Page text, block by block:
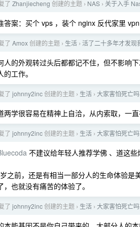
了 Zhanjiecheng 创建的主题 › NAS › 关于入手
答案：买个 vps ，装个 nginx 反代家里
了 Amox创建的主题 › 生活 › 活了二十多年才发现
人的外观转过头后都都记不住，但不影响
的工作。
了 johnny2inc创建的主题 › 生活 › 大家害怕死亡
两学很容易在精神上自洽，从内索取，一
了 johnny2inc创建的主题 › 生活 › 大家害怕死亡
不建议给年轻人推荐学佛 、道这
之前，还是有相当一部分人的生命体验是
，也就没有痛苦的体验了。
了 johnny2inc创建的主题 › 生活 › 大家害怕死亡